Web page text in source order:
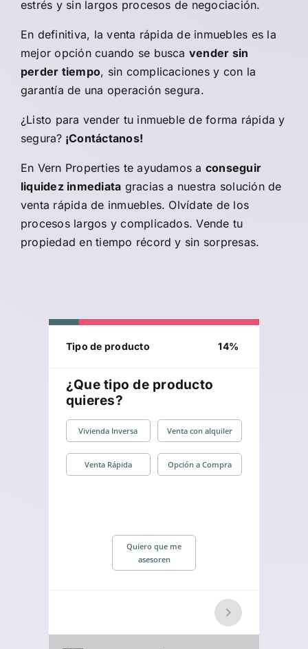
estrés y sin largos procesos de negociación.
En definitiva, la venta rápida de inmuebles es la
mejor opción cuando se busca vender sin
perder tiempo, sin complicaciones y con la
garantía de una operación segura.
¿Listo para vender tu inmueble de forma rápida y
segura? ¡Contáctanos!
En Vern Properties te ayudamos a conseguir
liquidez inmediata gracias a nuestra solución de
venta rápida de inmuebles. Olvídate de los
procesos largos y complicados. Vende tu
propiedad en tiempo récord y sin sorpresas.
14%
Tipo de producto
¿Que tipo de producto
quieres?
Vivienda Inversa Venta con alquiler
Venta Rápida Opción a Compra
Quiero que me
asesoren